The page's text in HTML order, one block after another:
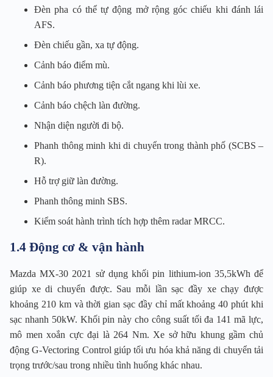
Đèn pha có thể tự động mở rộng góc chiếu khi đánh lái
AFS.
Đèn chiếu gần, xa tự động.
Cảnh báo điểm mù.
Cảnh báo phương tiện cắt ngang khi lùi xe.
Cảnh báo chệch làn đường.
Nhận diện người đi bộ.
Phanh thông minh khi di chuyển trong thành phố (SCBS –
R).
Hỗ trợ giữ làn đường.
Phanh thông minh SBS.
Kiểm soát hành trình tích hợp thêm radar MRCC.
1.4 Động cơ & vận hành
Mazda MX-30 2021 sử dụng khối pin lithium-ion 35,5kWh để
giúp xe di chuyển được. Sau mỗi lần sạc đầy xe chạy được
khoảng 210 km và thời gian sạc đầy chỉ mất khoảng 40 phút khi
sạc nhanh 50kW. Khối pin này cho công suất tối đa 141 mã lực,
mô men xoắn cực đại là 264 Nm. Xe sở hữu khung gầm chủ
động G-Vectoring Control giúp tối ưu hóa khả năng di chuyển tải
trọng trước/sau trong nhiều tình huống khác nhau.